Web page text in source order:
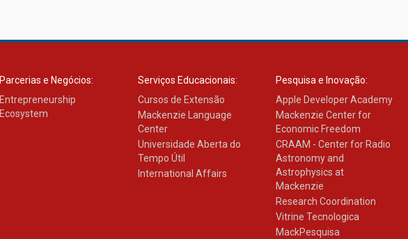
Parcerias e Negócios:
Entrepreneurship
Ecosystem
Serviços Educacionais:
Cursos de Extensão
Mackenzie Language
Center
Universidade Aberta do
Tempo Útil
International Affairs
Pesquisa e Inovação:
Apple Developer Academy
Mackenzie Center for
Economic Freedom
CRAAM - Center for Radio
Astronomy and
Astrophysics at
Mackenzie
Research Coordination
Vitrine Tecnologica
MackPesquisa